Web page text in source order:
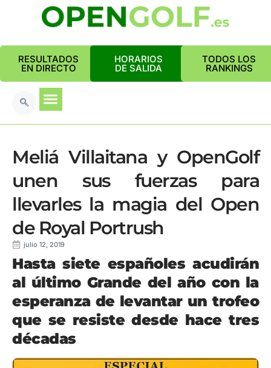
RESULTADOS
EN DIRECTO
HORARIOS
DE SALIDA
TODOS LOS
RANKINGS
Meliá Villaitana y OpenGolf
unen sus fuerzas para
llevarles la magia del Open
de Royal Portrush
julio 12, 2019
Hasta siete españoles acudirán
al último Grande del año con la
esperanza de levantar un trofeo
que se resiste desde hace tres
décadas